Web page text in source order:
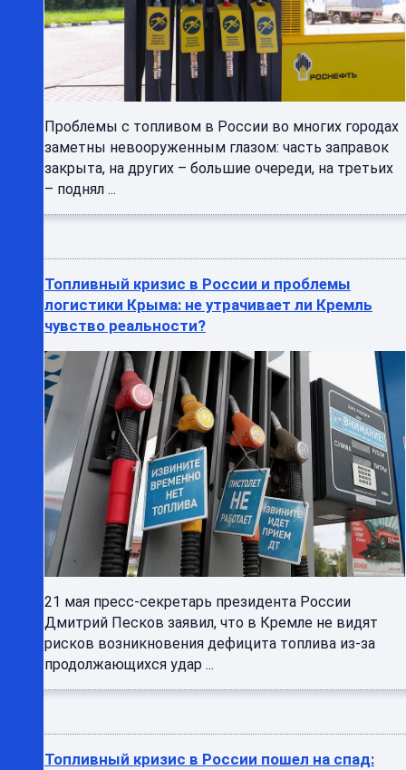
Проблемы с топливом в России во многих городах
заметны невооруженным глазом: часть заправок
закрыта, на других – большие очереди, на третьих
– поднял ...
Топливный кризис в России и проблемы
логистики Крыма: не утрачивает ли Кремль
чувство реальности?
21 мая пресс-секретарь президента России
Дмитрий Песков заявил, что в Кремле не видят
рисков возникновения дефицита топлива из-за
продолжающихся удар ...
Топливный кризис в России пошел на спад: